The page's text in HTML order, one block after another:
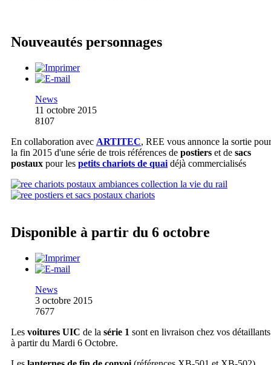
Nouveautés personnages
News
11 octobre 2015
8107
En collaboration avec ARTITEC, REE vous annonce la sortie pour
la fin 2015 d'une série de trois références de postiers et de sacs
postaux pour les petits chariots de quai déjà commercialisés
Disponible à partir du 6 octobre
News
3 octobre 2015
7677
Les voitures UIC de la série 1 sont en livraison chez vos détaillants
à partir du Mardi 6 Octobre.